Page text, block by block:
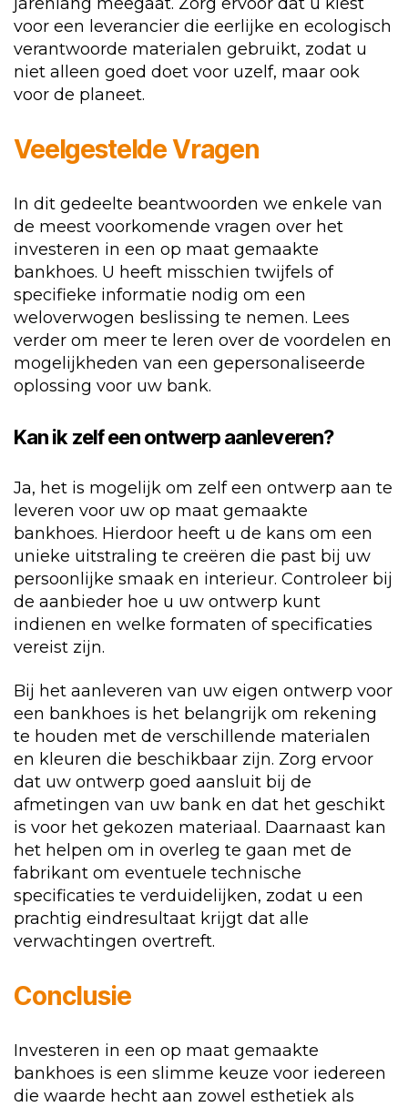
voor een leverancier die eerlijke en ecologisch
verantwoorde materialen gebruikt, zodat u
niet alleen goed doet voor uzelf, maar ook
voor de planeet.
Veelgestelde Vragen
In dit gedeelte beantwoorden we enkele van
de meest voorkomende vragen over het
investeren in een op maat gemaakte
bankhoes. U heeft misschien twijfels of
specifieke informatie nodig om een
weloverwogen beslissing te nemen. Lees
verder om meer te leren over de voordelen en
mogelijkheden van een gepersonaliseerde
oplossing voor uw bank.
Kan ik zelf een ontwerp aanleveren?
Ja, het is mogelijk om zelf een ontwerp aan te
leveren voor uw op maat gemaakte
bankhoes. Hierdoor heeft u de kans om een
unieke uitstraling te creëren die past bij uw
persoonlijke smaak en interieur. Controleer bij
de aanbieder hoe u uw ontwerp kunt
indienen en welke formaten of specificaties
vereist zijn.
Bij het aanleveren van uw eigen ontwerp voor
een bankhoes is het belangrijk om rekening
te houden met de verschillende materialen
en kleuren die beschikbaar zijn. Zorg ervoor
dat uw ontwerp goed aansluit bij de
afmetingen van uw bank en dat het geschikt
is voor het gekozen materiaal. Daarnaast kan
het helpen om in overleg te gaan met de
fabrikant om eventuele technische
specificaties te verduidelijken, zodat u een
prachtig eindresultaat krijgt dat alle
verwachtingen overtreft.
Conclusie
Investeren in een op maat gemaakte
bankhoes is een slimme keuze voor iedereen
die waarde hecht aan zowel esthetiek als